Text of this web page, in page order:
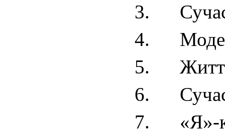
3.
4.
5.
6.
7. «Я»-